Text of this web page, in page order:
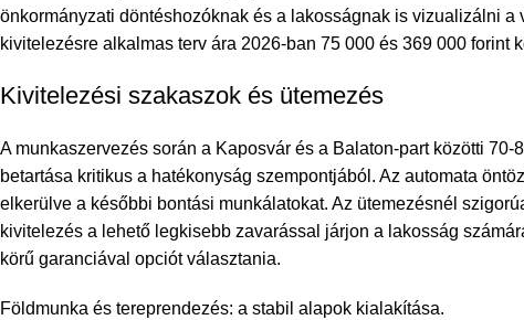
önkormányzati döntéshozóknak és a lakosságnak is vizualizálni
kivitelezésre alkalmas terv ára 2026-ban 75 000 és 369 000 forint
Kivitelezési szakaszok és ütemezés
A munkaszervezés során a Kaposvár és a Balaton-part közötti
betartása kritikus a hatékonyság szempontjából. Az automata
elkerülve a későbbi bontási munkálatokat. Az ütemezésnél
kivitelezés a lehető legkisebb zavarással járjon a lakosság
körű garanciával opciót választania.
Földmunka és tereprendezés: a stabil alapok kialakítása.